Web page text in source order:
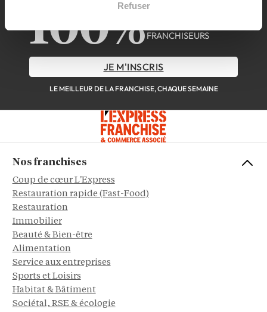
Refuser
100%FRANCHISEURS
JE M'INSCRIS
LE MEILLEUR DE LA FRANCHISE, CHAQUE SEMAINE
Nos franchises
Coup de cœur L'Express
Restauration rapide (Fast-Food)
Restauration
Immobilier
Beauté & Bien-être
Alimentation
Service aux entreprises
Sports et Loisirs
Habitat & Bâtiment
Sociétal, RSE & écologie